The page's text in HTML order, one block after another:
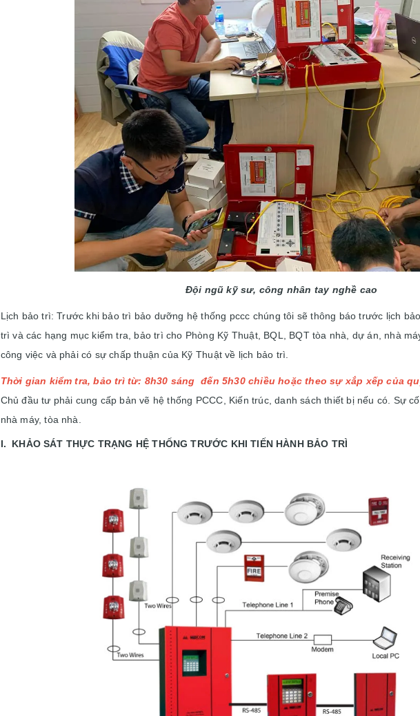
Đội ngũ kỹ sư, công nhân tay nghề cao
Lịch bảo trì: Trước khi bảo trì bảo dưỡng hệ thống pccc chúng tôi sẽ thông báo trước lịch
trì và các hạng mục kiểm tra, bảo trì cho Phòng Kỹ Thuật, BQL, BQT tòa nhà, dự án, nhà
công việc và phải có sự chấp thuận của Kỹ Thuật về lịch bảo trì.
Thời gian kiểm tra, bảo trì từ: 8h30 sáng đến 5h30 chiều hoặc theo sự xắp xếp của
Chủ đầu tư phải cung cấp bản vẽ hệ thống PCCC, Kiến trúc, danh sách thiết bị nếu có. Sự
nhà máy, tòa nhà.
I. KHẢO SÁT THỰC TRẠNG HỆ THỐNG TRƯỚC KHI TIẾN HÀNH BẢO TRÌ